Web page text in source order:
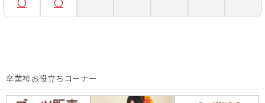
卒業袴お役立ちコーナー